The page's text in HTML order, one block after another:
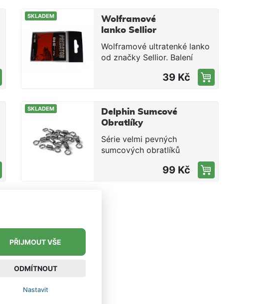
PŘIJMOUT VŠE
ODMÍTNOUT
Nastavit
10ks
SKLADEM
Wolframové
lanko Sellior
Predator 25cm /
9kg / 2ks
Wolframové ultratenké lanko
od značky Sellior. Balení
kterých je velice kvalitní
39 Kč
SKLADEM
Delphin Sumcové
Obratlíky
Catkong 10 ks
Velikost 4/0 -
Nosnost 135 kg
Série velmi pevných
sumcových obratlíků
CATKONG, které slouží jako
příslušenství pro výrobu
99 Kč